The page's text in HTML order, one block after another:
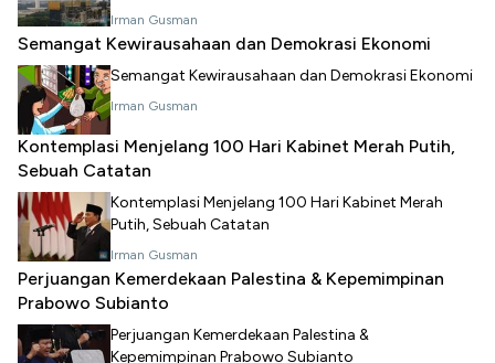
Irman Gusman
Semangat Kewirausahaan dan Demokrasi Ekonomi
Semangat Kewirausahaan dan Demokrasi Ekonomi
Irman Gusman
Kontemplasi Menjelang 100 Hari Kabinet Merah Putih,
Sebuah Catatan
Kontemplasi Menjelang 100 Hari Kabinet Merah
Putih, Sebuah Catatan
Irman Gusman
Perjuangan Kemerdekaan Palestina & Kepemimpinan
Prabowo Subianto
Perjuangan Kemerdekaan Palestina &
Kepemimpinan Prabowo Subianto